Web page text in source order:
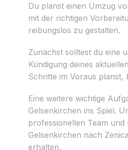
Du planst einen Umzug
mit der richtigen
reibungslos zu gestalten.
Zunächst solltest du eine
Kündigung deines
Schritte im Voraus planst,
Eine weitere wichtige
Gelsenkirchen ins Spiel.
professionellen Team
Gelsenkirchen nach
erhalten.